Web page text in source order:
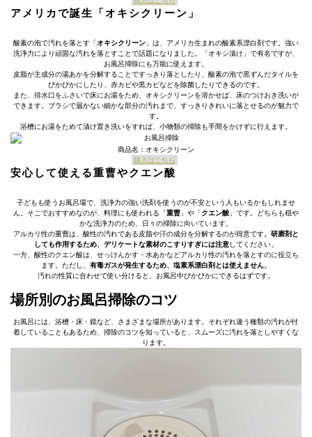
アメリカで誕生「オキシクリーン」
酸素の泡で汚れを落とす「オキシクリーン 」は、アメリカ生まれの酸素系漂白剤です。強い
洗浄力により頑固な汚れを落とすことで話題になりました。「オキシ漬け」で有名ですが、
お風呂掃除にも万能に使えます。
皮脂が主成分の湯あかを分解することですっきり落としたり、酸素の泡で黒ずんだタイルを
ぴかぴかにしたり、赤カビや黒カビなどを除菌したりできるのです。
また、排水口をふさいで床にお湯をため、オキシクリーンを溶かせば、床のつけおき洗いが
できます。ブラシで届かない細かな部分の汚れまで、すっきりきれいに落とせるのが魅力で
す。
浴槽にお湯をためて漬け置き洗いをすれば、小物類の掃除も手間をかけずに行えます。
商品名：オキシクリーン
購入はこちら
安心して使える重曹やクエン酸
子どもも使うお風呂場で、洗浄力の強い洗剤を使うのが不安という人もいるかもしれませ
ん。そこでおすすめなのが、料理にも使われる「重曹 」や「クエン酸 」です。どちらも穏や
かな洗浄力のため、日々の掃除に向いています。
アルカリ性の重曹は、酸性の汚れである皮脂や汗の成分を分解するのが得意です。 研磨剤と
しても作用するため、デリケートな素材のこすりすぎには注意してください。
一方、酸性のクエン酸は、せっけんかす・水あかなどアルカリ性の汚れを落とすのに役立ち
ます。ただし、 有毒ガスが発生するため、塩素系漂白剤とは使えません
汚れの性質に合わせて使い分けると、お風呂中ぴかぴかにできるはずです。
場所別のお風呂掃除のコツ
お風呂には、浴槽・床・鏡など、さまざまな場所があります。それぞれ違う種類の汚れが付
着していることもあるため、掃除のコツを知っていると、スムーズに汚れを落としやすくな
ります。